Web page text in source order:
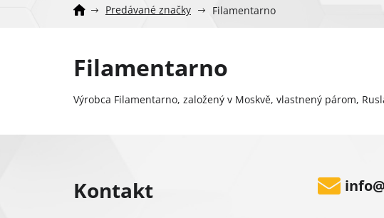
Predávané značky Filamentarno
Filamentarno
Výrobca Filamentarno, založený v Moskvě, vlastnený párom,
Kontakt info@